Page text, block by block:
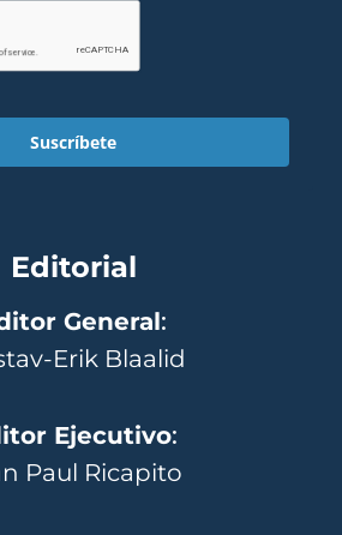
Suscríbete
Editorial
General:
Erik Blaalid
Ejecutivo:
Paul Ricapito